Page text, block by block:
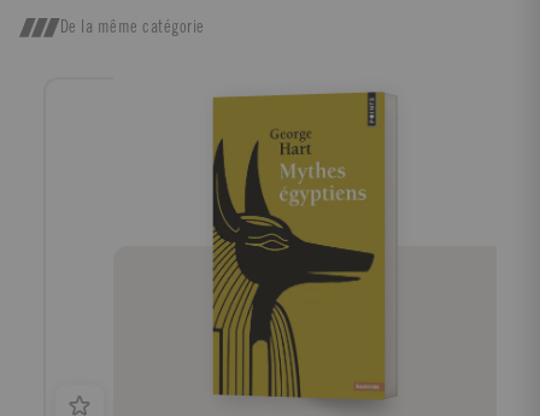
dictionnaire: plus de 700 entrées sur les concepts,
De la même catégorie